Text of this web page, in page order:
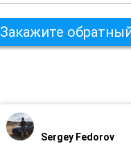
Закажите
Sergey Fedorov